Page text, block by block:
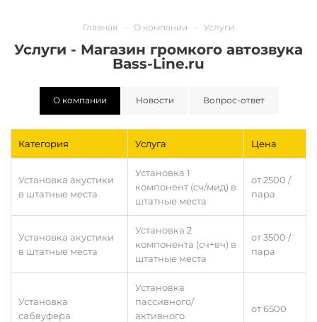
Главная - О компании - Услуги
Услуги - Магазин громкого автозвука
Bass-Line.ru
О компании Новости Вопрос-ответ
Категория Услуга Цена
Установка акустики
в штатные места
Установка 1
компонент (сч/мид) в
штатные места
от 2500 /
пара
Установка акустики
в штатные места
Установка 2
компонента (сч+вч) в
штатные места
от 3500 /
пара
Установка
сабвуфера
Установка
пассивного/
активного
от 6500